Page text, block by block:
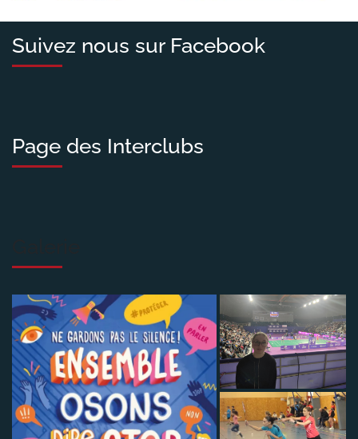
Suivez nous sur Facebook
Page des Interclubs